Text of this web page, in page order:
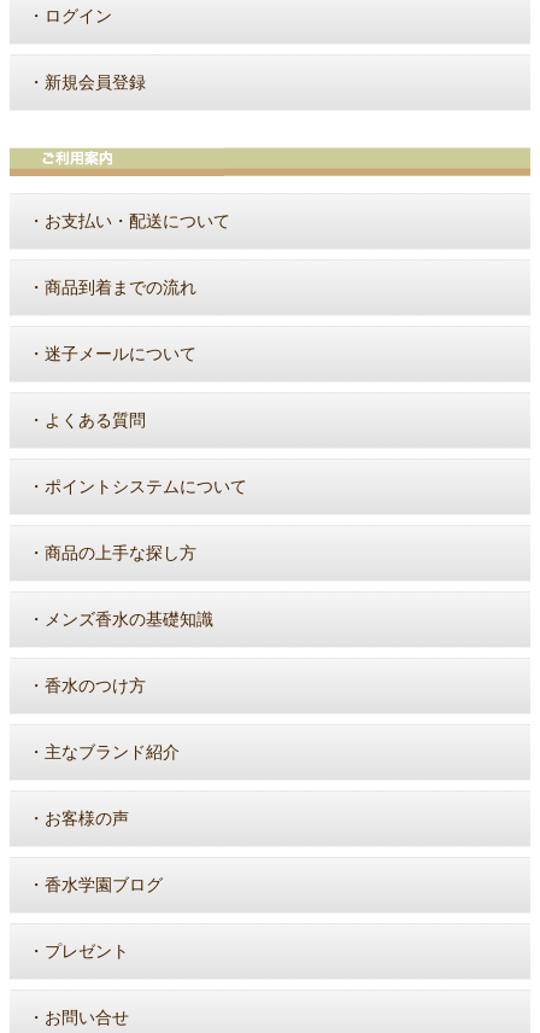
・ ログイン
・ 新規会員登録
・ お支払い・配送について
・ 商品到着までの流れ
・ 迷子メールについて
・ よくある質問
・ ポイントシステムについて
・ 商品の上手な探し方
・ メンズ香水の基礎知識
・ 香水のつけ方
・ 主なブランド紹介
・ お客様の声
・ 香水学園ブログ
・ プレゼント
・ お問い合せ